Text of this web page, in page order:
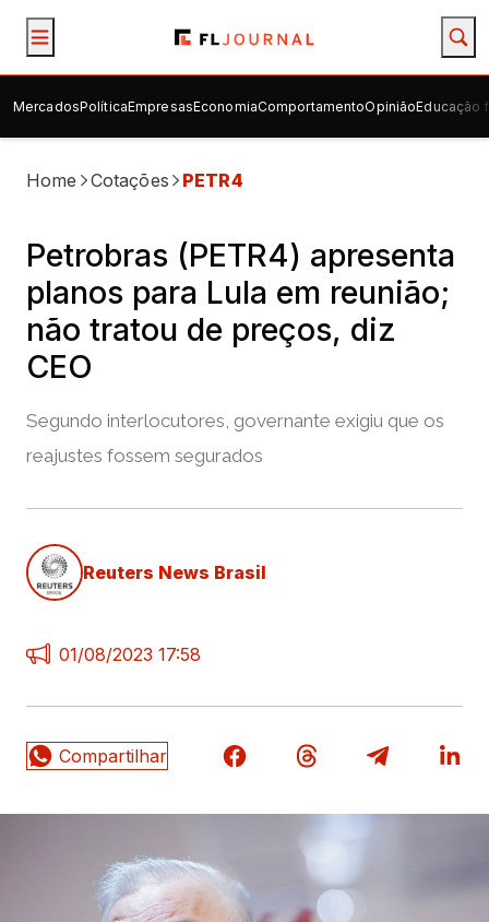
MercadosPolíticaEmpresasEconomiaComportamentoOpiniãoEducação
Home Cotações PETR4
Petrobras (PETR4) apresenta
planos para Lula em reunião;
não tratou de preços, diz
CEO
Segundo interlocutores, governante exigiu que os
reajustes fossem segurados
Reuters News Brasil
01/08/2023 17:58